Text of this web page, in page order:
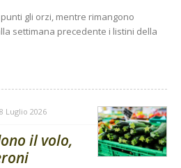
gli orzi, mentre rimangono
settimana precedente i listini della
Luglio 2026
il volo,